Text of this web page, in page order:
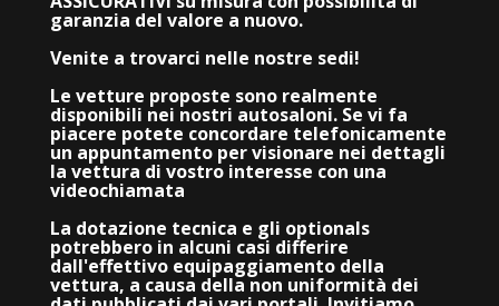
garanzia del valore a nuovo.
Venite a trovarci nelle nostre sedi!
Le vetture proposte sono realmente
disponibili nei nostri autosaloni. Se vi fa
piacere potete concordare telefonicamente
un appuntamento per visionare nei dettagli
la vettura di vostro interesse con una
videochiamata
La dotazione tecnica e gli optionals
potrebbero in alcuni casi differire
dall'effettivo equipaggiamento della
vettura, a causa della non uniformità dei